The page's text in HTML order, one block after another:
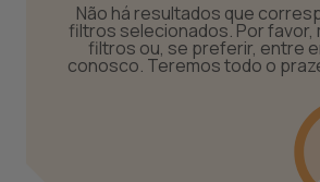
Não há resultados que
filtros selecionados. Por favor,
filtros ou, se preferir, entre
conosco. Teremos todo o